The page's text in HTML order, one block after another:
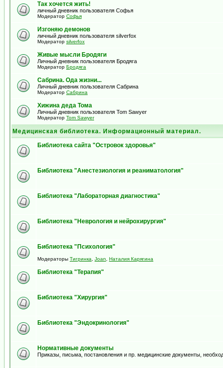
Так хочется жить!
личный дневник пользователя Софья
Модератор Софья
Изгоняю демонов
личный дневник пользователя silverfox
Модератор silverfox
Живые мысли Бродяги
Личный дневник пользователя Бродяга
Модератор Бродяга
Сабрина. Ода жизни...
Личный дневник пользователя Сабрина
Модератор Сабрина
Хижина деда Тома
Личный дневник пользователя Tom Sawyer
Модератор Tom Sawyer
Медицинская библиотека. Информационный материал.
Библиотека сайта "Островок здоровья"
Библиотека "Анестезиология и реаниматология"
Библиотека "Лабораторная диагностика"
Библиотека "Неврология и нейрохирургия"
Библиотека "Психология"
Модераторы Тигринка Joan Наталия Карягина
Библиотека "Терапия"
Библиотека "Хирургия"
Библиотека "Эндокринология"
Нормативные документы
Приказы, письма, постановления и пр. медицинские документы,